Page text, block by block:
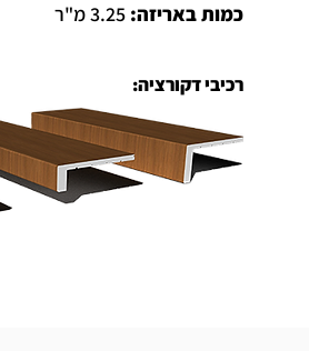
כמות באריזה:
רכיבי דקורציה: